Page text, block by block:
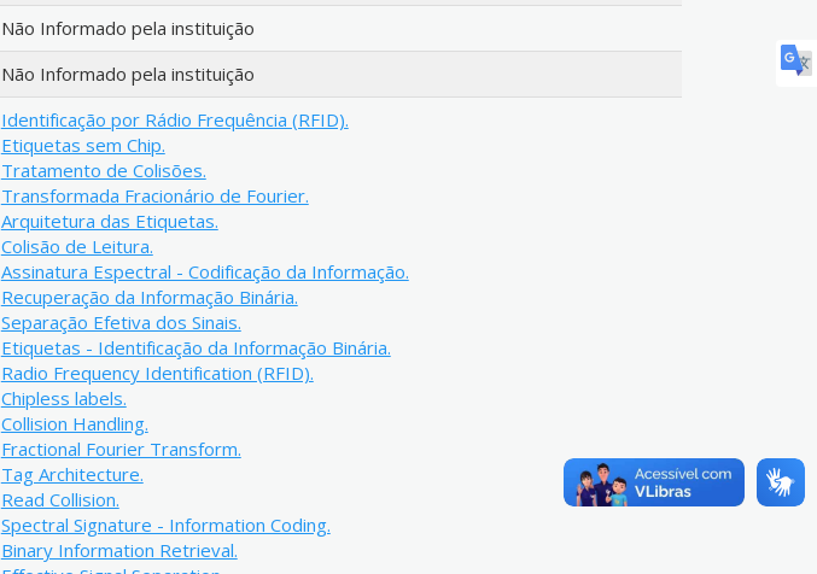
Não Informado pela instituição
Não Informado pela instituição
Identificação por Rádio Frequência (RFID).
Etiquetas sem Chip.
Tratamento de Colisões.
Transformada Fracionário de Fourier.
Arquitetura das Etiquetas.
Colisão de Leitura.
Assinatura Espectral - Codificação da Informação.
Recuperação da Informação Binária.
Separação Efetiva dos Sinais.
Etiquetas - Identificação da Informação Binária.
Radio Frequency Identification (RFID).
Chipless labels.
Collision Handling.
Fractional Fourier Transform.
Tag Architecture.
Read Collision.
Spectral Signature - Information Coding.
Binary Information Retrieval.